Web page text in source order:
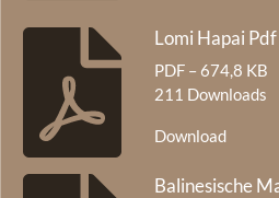
Lomi Hapai Pdf
PDF – 674,8 KB
211 Downloads
Download
Balinesische